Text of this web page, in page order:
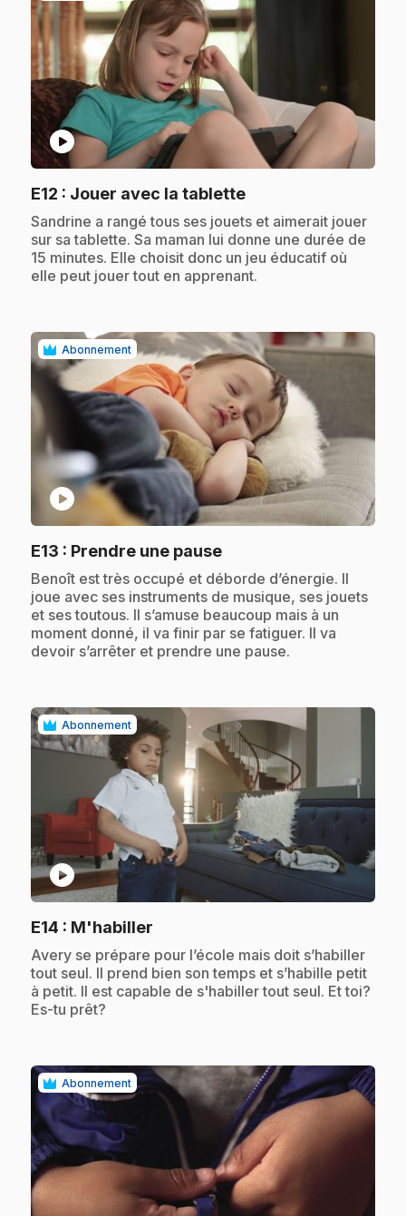
play_circle
E12 : Jouer avec la tablette.
.Sandrine a rangé tous ses jouets et aimerait jouer
sur sa tablette. Sa maman lui donne une durée de
15 minutes. Elle choisit donc un jeu éducatif où
elle peut jouer tout en apprenant.
Abonnement
play_circle
E13 : Prendre une pause.
.Benoît est très occupé et déborde d’énergie. Il
joue avec ses instruments de musique, ses jouets
et ses toutous. Il s’amuse beaucoup mais à un
moment donné, il va finir par se fatiguer. Il va
devoir s’arrêter et prendre une pause.
Abonnement
play_circle
E14 : M'habiller
.Avery se prépare pour l’école mais doit s’habiller
tout seul. Il prend bien son temps et s’habille petit
à petit. Il est capable de s'habiller tout seul. Et toi?
Es-tu prêt?
Abonnement